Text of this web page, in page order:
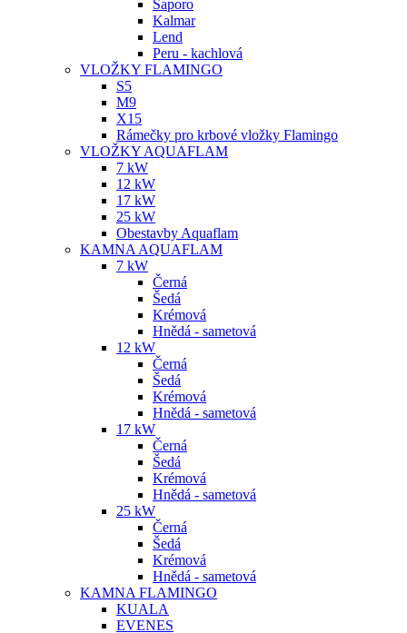
Saporo
Kalmar
Lend
Peru - kachlová
VLOŽKY FLAMINGO
S5
M9
X15
Rámečky pro krbové vložky Flamingo
VLOŽKY AQUAFLAM
7 kW
12 kW
17 kW
25 kW
Obestavby Aquaflam
KAMNA AQUAFLAM
7 kW
Černá
Šedá
Krémová
Hnědá - sametová
12 kW
Černá
Šedá
Krémová
Hnědá - sametová
17 kW
Černá
Šedá
Krémová
Hnědá - sametová
25 kW
Černá
Šedá
Krémová
Hnědá - sametová
KAMNA FLAMINGO
KUALA
EVENES